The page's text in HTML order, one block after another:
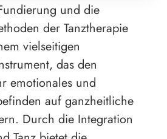
und die
der Tanztherapie
vielseitigen
das den
emotionales und
auf ganzheitliche
Durch die Integration